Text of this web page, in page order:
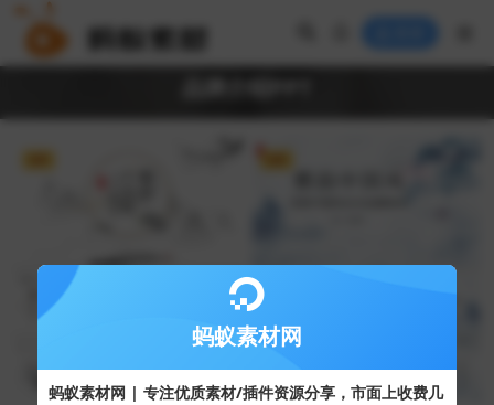
蚂蚁素材网
蚂蚁素材网 | 专注优质素材/插件资源分享，市面上收费几